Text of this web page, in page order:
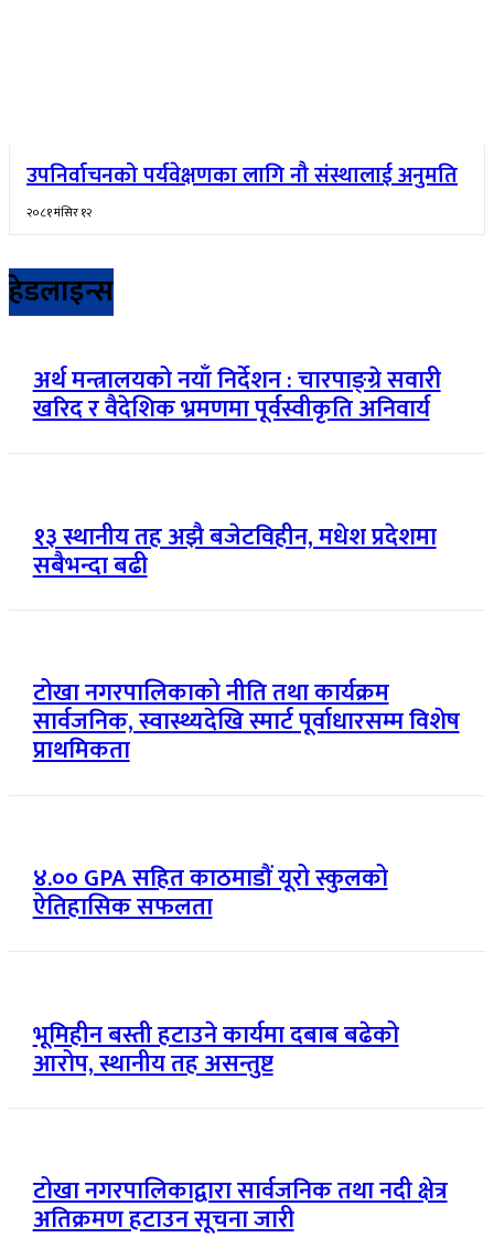
उपनिर्वाचनको पर्यवेक्षणका लागि नौ संस्थालाई अनुमति
२०८१ मंसिर १२
हेडलाइन्स
अर्थ मन्त्रालयको नयाँ निर्देशन : चारपाङ्ग्रे सवारी
खरिद र वैदेशिक भ्रमणमा पूर्वस्वीकृति अनिवार्य
१३ स्थानीय तह अझै बजेटविहीन, मधेश प्रदेशमा
सबैभन्दा बढी
टोखा नगरपालिकाको नीति तथा कार्यक्रम
सार्वजनिक, स्वास्थ्यदेखि स्मार्ट पूर्वाधारसम्म विशेष
प्राथमिकता
४.०० GPA सहित काठमाडौं यूरो स्कुलको
ऐतिहासिक सफलता
भूमिहीन बस्ती हटाउने कार्यमा दबाब बढेको
आरोप, स्थानीय तह असन्तुष्ट
टोखा नगरपालिकाद्वारा सार्वजनिक तथा नदी क्षेत्र
अतिक्रमण हटाउन सूचना जारी